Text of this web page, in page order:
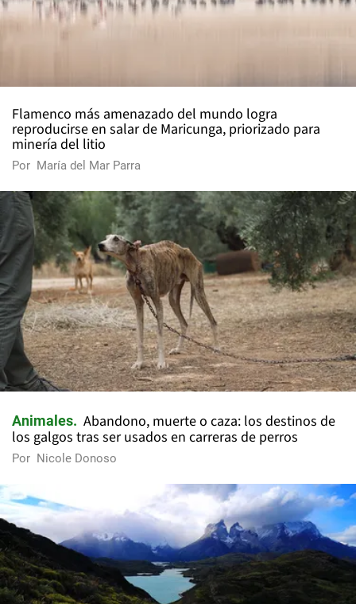
Flamenco más amenazado del mundo logra
reproducirse en salar de Maricunga, priorizado para
minería del litio
Por María del Mar Parra
Animales
Abandono, muerte o caza: los destinos de
los galgos tras ser usados en carreras de perros
Por Nicole Donoso